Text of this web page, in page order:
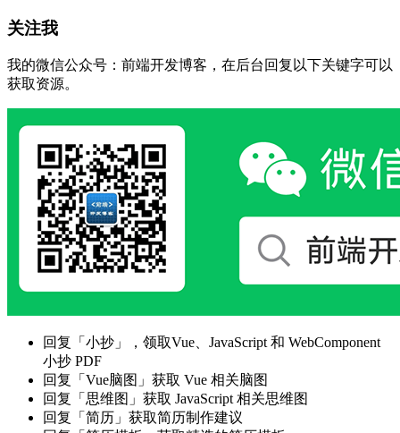
关注我
我的微信公众号：前端开发博客，在后台回复以下关键字可以
获取资源。
回复「小抄」，领取Vue、JavaScript 和 WebComponent
小抄 PDF
回复「Vue脑图」获取 Vue 相关脑图
回复「思维图」获取 JavaScript 相关思维图
回复「简历」获取简历制作建议